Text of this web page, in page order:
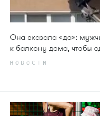
Она сказала «да»:
к балкону дома, чтобы
НОВОСТИ